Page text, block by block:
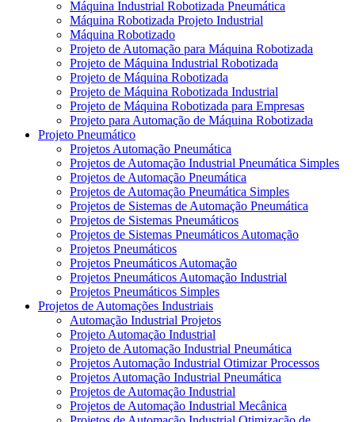
Máquina Industrial Robotizada Pneumática
Máquina Robotizada Projeto Industrial
Máquina Robotizado
Projeto de Automação para Máquina Robotizada
Projeto de Máquina Industrial Robotizada
Projeto de Máquina Robotizada
Projeto de Máquina Robotizada Industrial
Projeto de Máquina Robotizada para Empresas
Projeto para Automação de Máquina Robotizada
Projeto Pneumático
Projetos Automação Pneumática
Projetos de Automação Industrial Pneumática Simples
Projetos de Automação Pneumática
Projetos de Automação Pneumática Simples
Projetos de Sistemas de Automação Pneumática
Projetos de Sistemas Pneumáticos
Projetos de Sistemas Pneumáticos Automação
Projetos Pneumáticos
Projetos Pneumáticos Automação
Projetos Pneumáticos Automação Industrial
Projetos Pneumáticos Simples
Projetos de Automações Industriais
Automação Industrial Projetos
Projeto Automação Industrial
Projeto de Automação Industrial Pneumática
Projetos Automação Industrial Otimizar Processos
Projetos Automação Industrial Pneumática
Projetos de Automação Industrial
Projetos de Automação Industrial Mecânica